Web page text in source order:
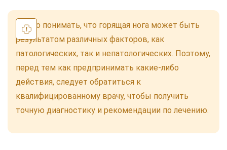
Важно понимать, что горящая нога может быть
результатом различных факторов, как
патологических, так и непатологических. Поэтому,
перед тем как предпринимать какие-либо
действия, следует обратиться к
квалифицированному врачу, чтобы получить
точную диагностику и рекомендации по лечению.